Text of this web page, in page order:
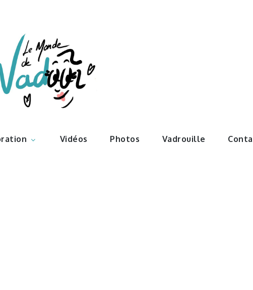
– le
Vidéos Photos Vadrouille